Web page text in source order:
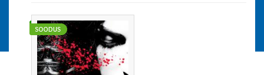
out)